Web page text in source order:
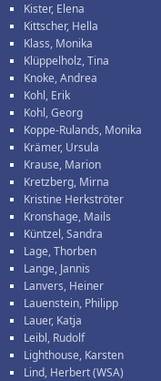
Kister, Elena
Kittscher, Hella
Klass, Monika
Klüppelholz, Tina
Knoke, Andrea
Kohl, Erik
Kohl, Georg
Koppe-Rulands, Monika
Krämer, Ursula
Krause, Marion
Kretzberg, Mirna
Kristine Herkströter
Kronshage, Mails
Küntzel, Sandra
Lage, Thorben
Lange, Jannis
Lanvers, Heiner
Lauenstein, Philipp
Lauer, Katja
Leibl, Rudolf
Lighthouse, Karsten
Lind, Herbert (WSA)